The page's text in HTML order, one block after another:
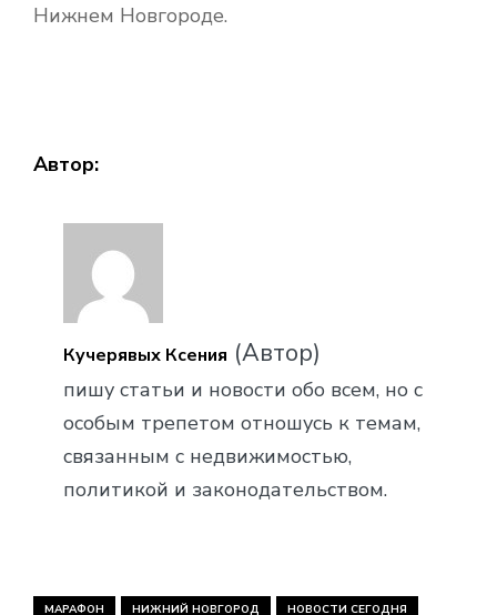
Нижнем Новгороде.
Автор:
Кучерявых Ксения (Автор)
пишу статьи и новости обо всем, но с
особым трепетом отношусь к темам,
связанным с недвижимостью,
политикой и законодательством.
МАРАФОН НИЖНИЙ НОВГОРОД НОВОСТИ СЕГОДНЯ